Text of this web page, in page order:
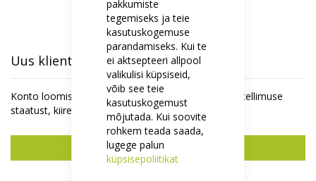
pakkumiste
tegemiseks ja teie
kasutuskogemuse
parandamiseks. Kui te
ei aktsepteeri allpool
valikulisi küpsiseid,
võib see teie
kasutuskogemust
mõjutada. Kui soovite
rohkem teada saada,
lugege palun
küpsisepoliitikat
Uus klient
Konto loomisel on mitmeid eeliseid - saate jälgida tellimuse
staatust, kiirem ostu vormistamine ja rohkemgi.
Uus konto